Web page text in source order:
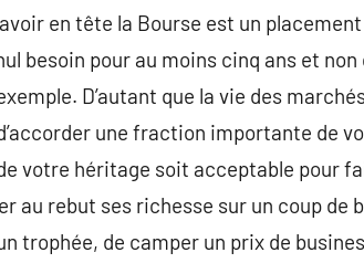
en tête la Bourse est un
besoin pour au moins cinq ans et
D’autant que la vie des
une fraction importante de
votre héritage soit acceptable pour
au rebut ses richesse sur un coup de
trophée, de camper un prix de